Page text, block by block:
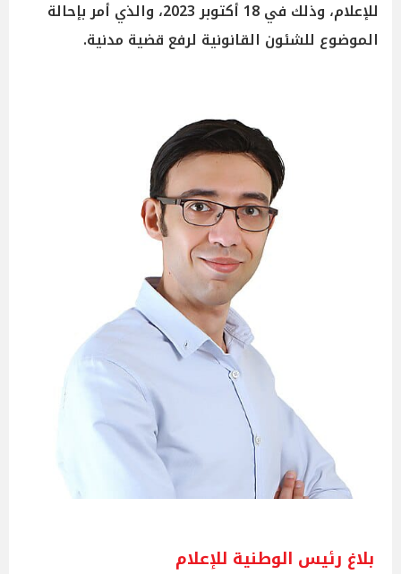
للإعلام، وذلك في 18 أكتوبر 2023، والذي أمر بإحالة
الموضوع للشئون القانونية لرفع قضية مدنية.
بلاغ رئيس الوطنية للإعلام